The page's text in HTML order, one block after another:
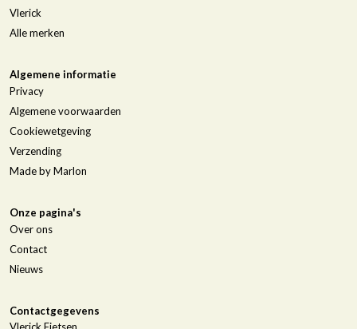
Vlerick
Alle merken
Algemene informatie
Privacy
Algemene voorwaarden
Cookiewetgeving
Verzending
Made by Marlon
Onze pagina's
Over ons
Contact
Nieuws
Contactgegevens
Vlerick Fietsen